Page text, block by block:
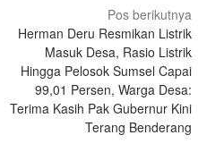
Pos berikutnya
Herman Deru Resmikan Listrik
Masuk Desa, Rasio Listrik
Hingga Pelosok Sumsel Capai
99,01 Persen, Warga Desa:
Terima Kasih Pak Gubernur Kini
Terang Benderang